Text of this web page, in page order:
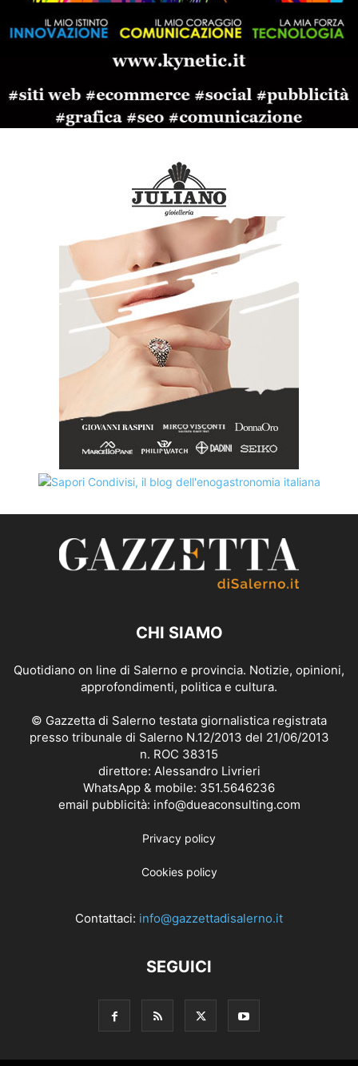
CHI SIAMO
Quotidiano on line di Salerno e provincia. Notizie, opinioni,
approfondimenti, politica e cultura.
© Gazzetta di Salerno testata giornalistica registrata
presso tribunale di Salerno N.12/2013 del 21/06/2013
n. ROC 38315
direttore: Alessandro Livrieri
WhatsApp & mobile: 351.5646236
email pubblicità: info@dueaconsulting.com
Privacy policy
Cookies policy
Contattaci: info@gazzettadisalerno.it
SEGUICI